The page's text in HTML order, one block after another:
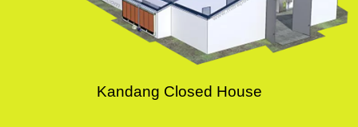
Kandang Closed House